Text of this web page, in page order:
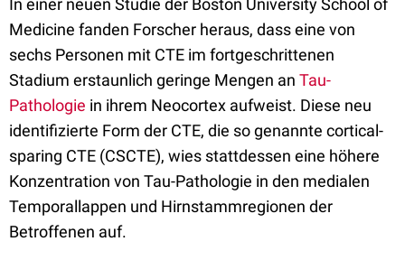
In einer neuen Studie der Boston University School of
Medicine fanden Forscher heraus, dass eine von
sechs Personen mit CTE im fortgeschrittenen
Stadium erstaunlich geringe Mengen an Tau-
Pathologie in ihrem Neocortex aufweist. Diese neu
identifizierte Form der CTE, die so genannte cortical-
sparing CTE (CSCTE), wies stattdessen eine höhere
Konzentration von Tau-Pathologie in den medialen
Temporallappen und Hirnstammregionen der
Betroffenen auf.